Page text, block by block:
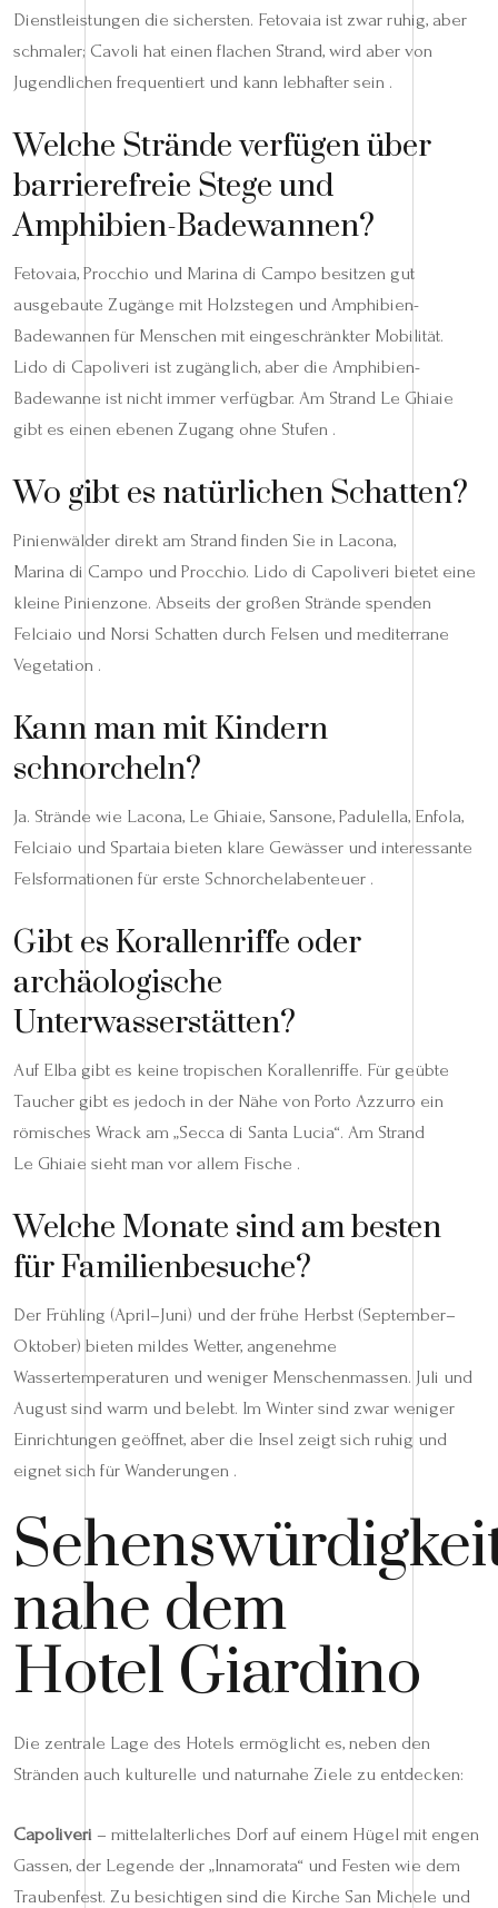
Dienstleistungen die sichersten. Fetovaia ist zwar ruhig, aber
schmaler; Cavoli hat einen flachen Strand, wird aber von
Jugendlichen frequentiert und kann lebhafter sein .
Welche Strände verfügen über
barrierefreie Stege und
Amphibien-Badewannen?
Fetovaia, Procchio und Marina di Campo besitzen gut
ausgebaute Zugänge mit Holzstegen und Amphibien-
Badewannen für Menschen mit eingeschränkter Mobilität.
Lido di Capoliveri ist zugänglich, aber die Amphibien-
Badewanne ist nicht immer verfügbar. Am Strand Le Ghiaie
gibt es einen ebenen Zugang ohne Stufen .
Wo gibt es natürlichen Schatten?
Pinienwälder direkt am Strand finden Sie in Lacona,
Marina di Campo und Procchio. Lido di Capoliveri bietet eine
kleine Pinienzone. Abseits der großen Strände spenden
Felciaio und Norsi Schatten durch Felsen und mediterrane
Vegetation .
Kann man mit Kindern
schnorcheln?
Ja. Strände wie Lacona, Le Ghiaie, Sansone, Padulella, Enfola,
Felciaio und Spartaia bieten klare Gewässer und interessante
Felsformationen für erste Schnorchelabenteuer .
Gibt es Korallenriffe oder
archäologische
Unterwasserstätten?
Auf Elba gibt es keine tropischen Korallenriffe. Für geübte
Taucher gibt es jedoch in der Nähe von Porto Azzurro ein
römisches Wrack am „Secca di Santa Lucia“. Am Strand
Le Ghiaie sieht man vor allem Fische .
Welche Monate sind am besten
für Familienbesuche?
Der Frühling (April–Juni) und der frühe Herbst (September–
Oktober) bieten mildes Wetter, angenehme
Wassertemperaturen und weniger Menschenmassen. Juli und
August sind warm und belebt. Im Winter sind zwar weniger
Einrichtungen geöffnet, aber die Insel zeigt sich ruhig und
eignet sich für Wanderungen .
nahe dem
Hotel Giardino
Die zentrale Lage des Hotels ermöglicht es, neben den
Stränden auch kulturelle und naturnahe Ziele zu entdecken:
Capoliveri – mittelalterliches Dorf auf einem Hügel mit engen
Gassen, der Legende der „Innamorata“ und Festen wie dem
Traubenfest. Zu besichtigen sind die Kirche San Michele und